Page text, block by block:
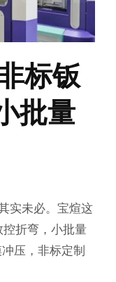
标钣
批量
实未必。宝煊这
控折弯，小批量
压，非标定制